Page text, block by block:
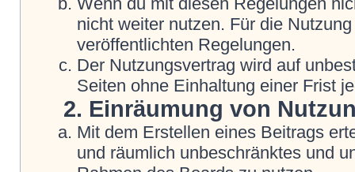
nicht weiter nutzen. Für die
veröffentlichten Regelungen.
Der Nutzungsvertrag wird auf
Seiten ohne Einhaltung einer Frist
2. Einräumung von
Mit dem Erstellen eines Beitrags
und räumlich unbeschränktes und